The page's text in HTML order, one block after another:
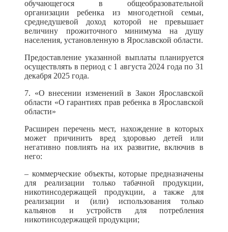
обучающегося в общеобразовательной
организации ребенка из многодетной семьи,
среднедушевой доход которой не превышает
величину прожиточного минимума на душу
населения, установленную в Ярославской области.
Предоставление указанной выплаты планируется
осуществлять в период с 1 августа 2024 года по 31
декабря 2025 года.
7. «О внесении изменений в Закон Ярославской
области «О гарантиях прав ребенка в Ярославской
области»
Расширен перечень мест, нахождение в которых
может причинить вред здоровью детей или
негативно повлиять на их развитие, включив в
него:
– коммерческие объекты, которые предназначены
для реализации только табачной продукции,
никотинсодержащей продукции, а также для
реализации и (или) использования только
кальянов и устройств для потребления
никотинсодержащей продукции;